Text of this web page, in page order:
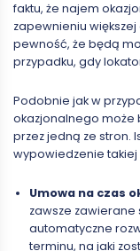
faktu, że najem
zapewnieniu
pewność, że będą
przypadku, gdy
Podobnie jak w
okazjonalnego może
przez jedną ze stron.
wypowiedzenie
Umowa na czas
zawsze zawierane
automatyczne
terminu, na jaki